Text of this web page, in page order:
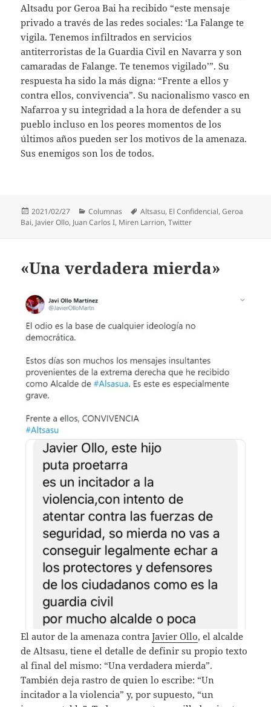
Altsadu por Geroa Bai ha recibido “este mensaje
privado a través de las redes sociales: ‘La Falange te
vigila. Tenemos infiltrados en servicios
antiterroristas de la Guardia Civil en Navarra y son
camaradas de Falange. Te tenemos vigilado’”. Su
respuesta ha sido la más digna: “Frente a ellos y
contra ellos, convivencia”. Su nacionalismo vasco en
Nafarroa y su integridad a la hora de defender a su
pueblo incluso en los peores momentos de los
últimos años pueden ser los motivos de la amenaza.
Sus enemigos son los de todos.
Publicado
el
2021/02/27 Categorías
Columnas Etiquetas
Altsasu, El Confidencial,Geroa
Bai, Javier Ollo, Juan Carlos I, Miren Larrion,Twitter
«Una verdadera mierda»
El autor de la amenaza contraJavier Ollo, el alcalde
de Altsasu, tiene el detalle de definir su propio texto
al final del mismo: “Una verdadera mierda”.
También deja rastro de quien lo escribe: “Un
incitador a la violencia” y, por supuesto, “un